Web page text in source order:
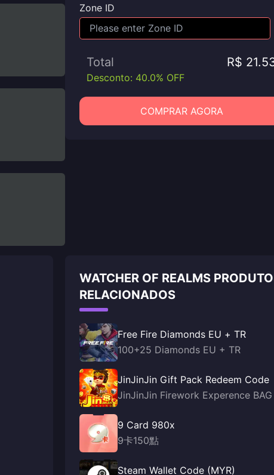
Zone ID
Total R$
Desconto: 40.0% OFF
COMPRAR AGORA
WATCHER OF REALMS
RELACIONADOS
Free Fire Diamonds EU + TR
100+25 Diamonds EU + TR
JinJinJin Gift Pack Redeem Code
JinJinJin Firework Experence BAG
9 Card 980x
9卡150點
Steam Wallet Code (MYR)